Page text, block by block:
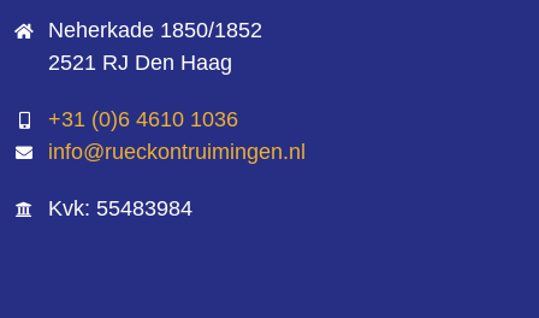
Neherkade 1850/1852
2521 RJ Den Haag
+31 (0)6 4610 1036
info@rueckontruimingen.nl
Kvk: 55483984